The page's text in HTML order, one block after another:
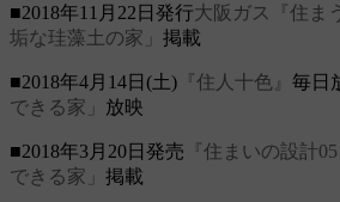
■2018年11月22日発行大阪ガス『住ま
垢な珪藻土の家」 掲載
■2018年4月14日(土) 『住人十色』 毎日
できる家」 放映
■2018年3月20日発売 『住まいの設計05
できる家」 掲載